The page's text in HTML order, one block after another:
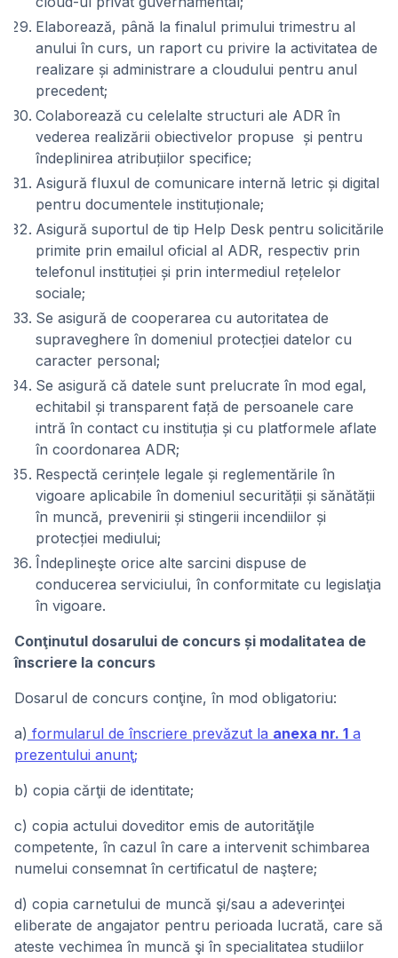
Elaborează, până la finalul primului trimestru al
anului în curs, un raport cu privire la activitatea de
realizare și administrare a cloudului pentru anul
precedent;
Colaborează cu celelalte structuri ale ADR în
vederea realizării obiectivelor propuse și pentru
îndeplinirea atribuțiilor specifice;
Asigură fluxul de comunicare internă letric și digital
pentru documentele instituționale;
Asigură suportul de tip Help Desk pentru solicitările
primite prin emailul oficial al ADR, respectiv prin
telefonul instituției și prin intermediul rețelelor
sociale;
Se asigură de cooperarea cu autoritatea de
supraveghere în domeniul protecției datelor cu
caracter personal;
Se asigură că datele sunt prelucrate în mod egal,
echitabil și transparent față de persoanele care
intră în contact cu instituția și cu platformele aflate
în coordonarea ADR;
Respectă cerințele legale și reglementările în
vigoare aplicabile în domeniul securității și sănătății
în muncă, prevenirii și stingerii incendiilor și
protecției mediului;
Îndeplineşte orice alte sarcini dispuse de
conducerea serviciului, în conformitate cu legislaţia
în vigoare.
Conţinutul dosarului de concurs și modalitatea de
înscriere la concurs
Dosarul de concurs conţine, în mod obligatoriu:
a) formularul de înscriere prevăzut la anexa nr. 1 a
prezentului anunţ;
b) copia cărţii de identitate;
c) copia actului doveditor emis de autorităţile
competente, în cazul în care a intervenit schimbarea
numelui consemnat în certificatul de naştere;
d) copia carnetului de muncă şi/sau a adeverinţei
eliberate de angajator pentru perioada lucrată, care să
ateste vechimea în muncă şi în specialitatea studiilor